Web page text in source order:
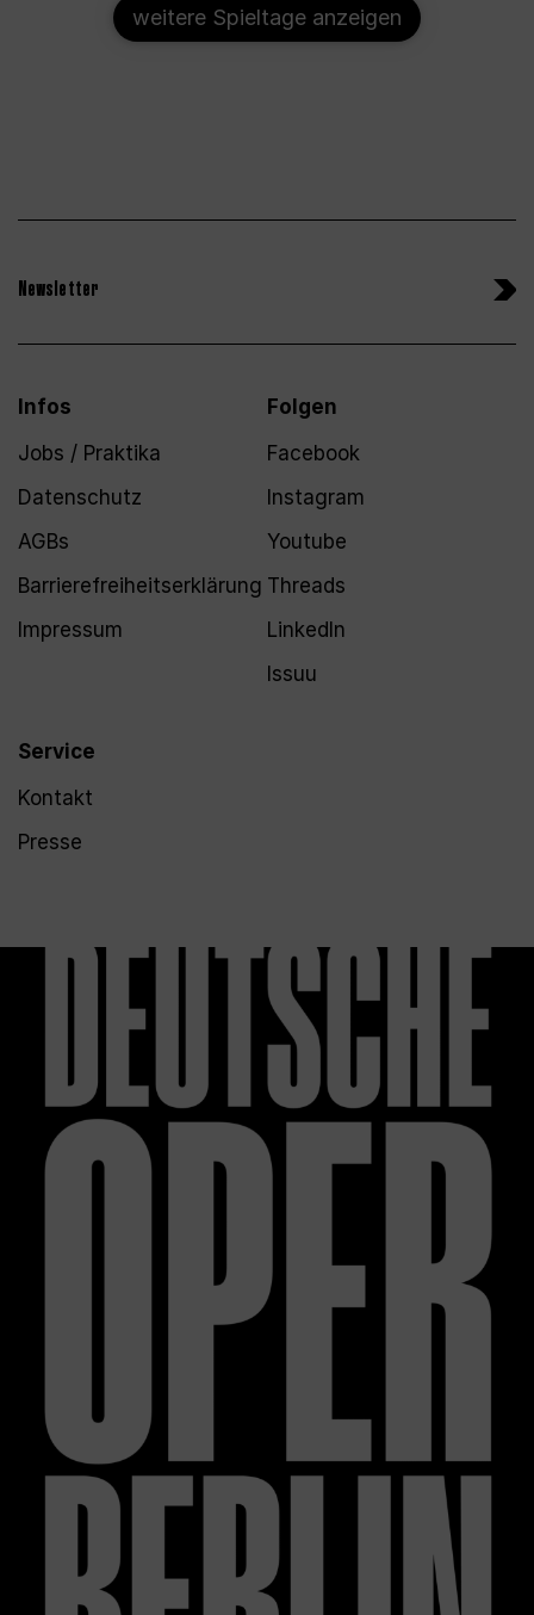
weitere Spieltage anzeigen
Newsletter
Infos
Jobs / Praktika
Datenschutz
AGBs
Barrierefreiheitserklärung
Impressum
Service
Kontakt
Presse
Folgen
Facebook
Instagram
Youtube
Threads
LinkedIn
Issuu